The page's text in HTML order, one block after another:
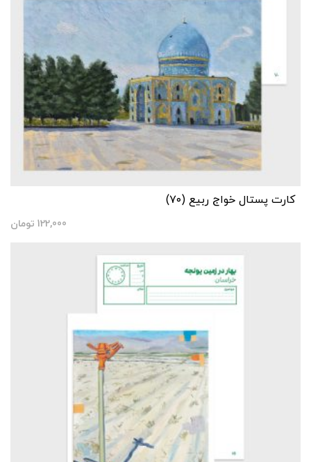
کارت پستال خواج ربیع (۷۰)
122,000 تومان